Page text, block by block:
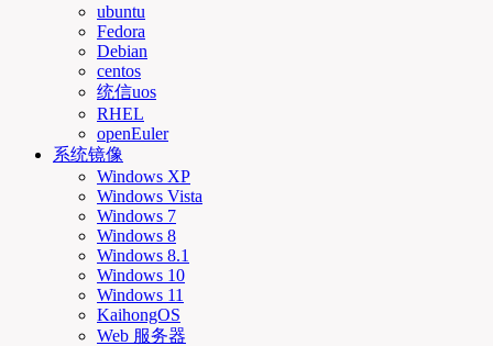
ubuntu
Fedora
Debian
centos
统信uos
RHEL
openEuler
系统镜像
Windows XP
Windows Vista
Windows 7
Windows 8
Windows 8.1
Windows 10
Windows 11
KaihongOS
Web 服务器